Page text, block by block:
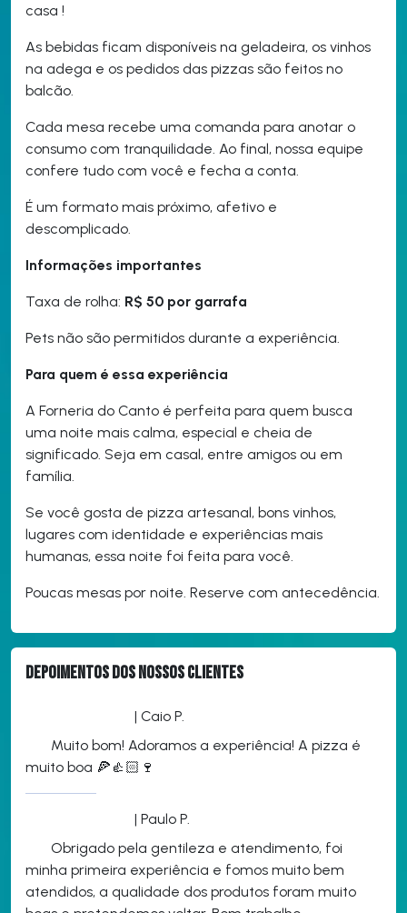
casa !
As bebidas ficam disponíveis na geladeira, os vinhos
na adega e os pedidos das pizzas são feitos no
balcão.
Cada mesa recebe uma comanda para anotar o
consumo com tranquilidade. Ao final, nossa equipe
confere tudo com você e fecha a conta.
É um formato mais próximo, afetivo e
descomplicado.
Informações importantes
Taxa de rolha: R$ 50 por garrafa
Pets não são permitidos durante a experiência.
Para quem é essa experiência
A Forneria do Canto é perfeita para quem busca
uma noite mais calma, especial e cheia de
significado. Seja em casal, entre amigos ou em
família.
Se você gosta de pizza artesanal, bons vinhos,
lugares com identidade e experiências mais
humanas, essa noite foi feita para você.
Poucas mesas por noite. Reserve com antecedência.
Depoimentos dos nossos clientes
| Caio P.
Muito bom! Adoramos a experiência! A pizza é
muito boa 🍕👍🏻🍷
| Paulo P.
Obrigado pela gentileza e atendimento, foi
minha primeira experiência e fomos muito bem
atendidos, a qualidade dos produtos foram muito